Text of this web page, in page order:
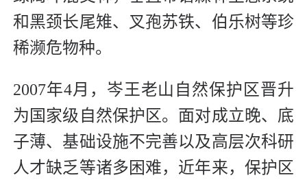
和黑颈长尾雉、叉孢苏铁、伯乐树等珍
稀濒危物种。
2007年4月，岑王老山自然保护区晋升
为国家级自然保护区。面对成立晚、底
子薄、基础设施不完善以及高层次科研
人才缺乏等诸多困难，近年来，保护区